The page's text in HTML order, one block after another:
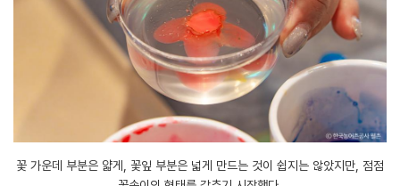
꽃 가운데 부분은 얇게, 꽃잎 부분은 넓게 만드는 것이 쉽지는 않았지만, 점점